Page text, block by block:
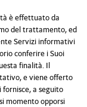
è effettuato da
del trattamento, ed
Servizi informativi
conferire i Suoi
finalità. Il
e viene offerto
fornisce, a seguito
momento opporsi